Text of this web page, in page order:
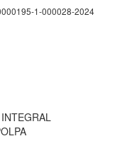
1-000028-2024